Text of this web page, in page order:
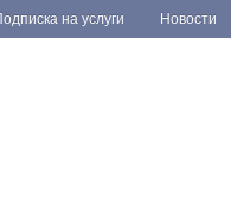
на услуги Новости